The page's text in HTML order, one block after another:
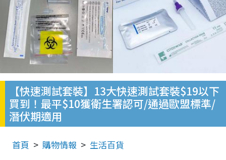
【快速測試套裝】13大快速測試套裝$19以下
買到！最平$10獲衛生署認可/通過歐盟標準/
潛伏期適用
首頁 購物情報 生活百貨